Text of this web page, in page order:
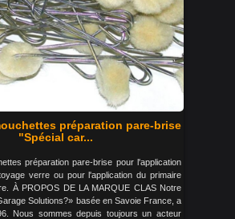
préparation pare-brise
"Spécial car...
préparation pare-brise pour l'application
verre ou pour l'application du primaire
À PROPOS DE LA MARQUE CLAS Notre
Solutions?» basée en Savoie France, a
Nous sommes depuis toujours un acteur